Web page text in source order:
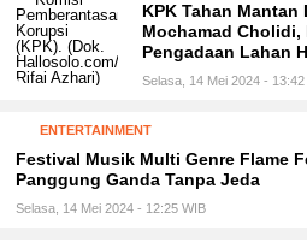
KPK Tahan Mantan
Mochamad
Pengadaan Lahan
Selasa, 14 Mei 2024 - 13:42
ENTERTAINMENT
Festival Musik Multi Genre Flame
Panggung Ganda Tanpa Jeda
Selasa, 14 Mei 2024 - 12:25 WIB